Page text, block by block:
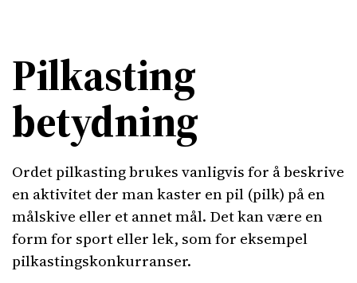
Pilkasting
betydning
Ordet pilkasting brukes vanligvis for å beskrive
en aktivitet der man kaster en pil (pilk) på en
målskive eller et annet mål. Det kan være en
form for sport eller lek, som for eksempel
pilkastingskonkurranser.